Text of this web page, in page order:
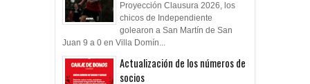
Proyección Clausura 2026, los
chicos de Independiente
golearon a San Martín de San
Juan 9 a 0 en Villa Domín...
Actualización de los números de
socios